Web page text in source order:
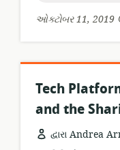
ઓક્ટોબર 11, 2019
Tech
and the
દ્વારા Andrea